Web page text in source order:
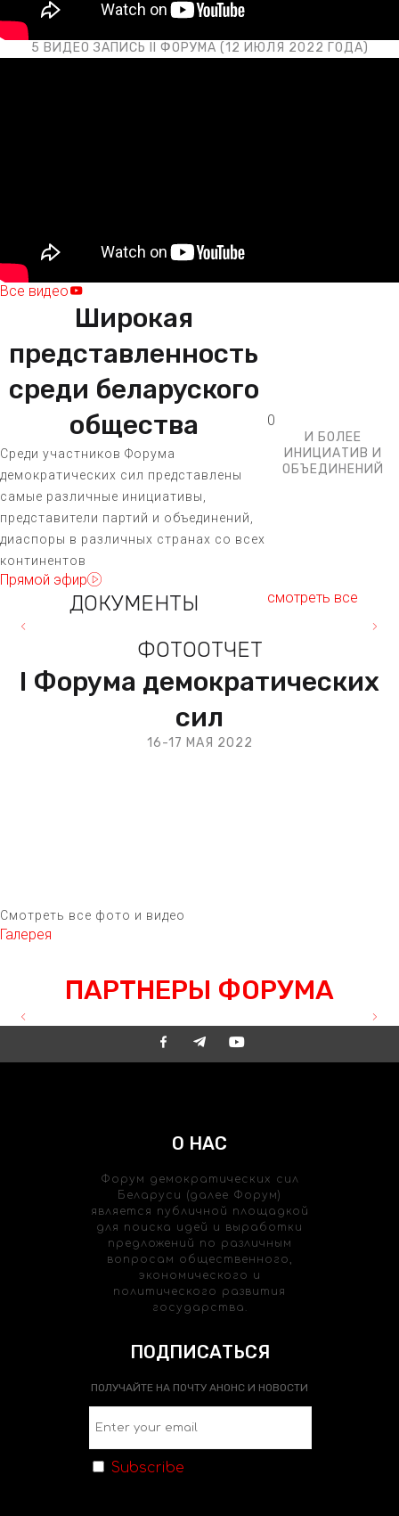
5 ВИДЕО ЗАПИСЬ II ФОРУМА (12 ИЮЛЯ 2022 ГОДА)
Все видео
Широкая
представленность
среди беларуского
общества
Среди участников Форума
демократических сил представлены
самые различные инициативы,
представители партий и объединений,
диаспоры в различных странах со всех
континентов
Прямой эфир
0
И БОЛЕЕ
ИНИЦИАТИВ И
ОБЪЕДИНЕНИЙ
ДОКУМЕНТЫ смотреть все
ФОТООТЧЕТ
I Форума демократических
сил
16-17 МАЯ 2022
Смотреть все фото и видео
Галерея
ПАРТНЕРЫ ФОРУМА
О НАС
Форум демократических сил
Беларуси (далее Форум)
является публичной площадкой
для поиска идей и выработки
предложений по различным
вопросам общественного,
экономического и
политического развития
государства.
ПОДПИСАТЬСЯ
ПОЛУЧАЙТЕ НА ПОЧТУ АНОНС И НОВОСТИ
Subscribe